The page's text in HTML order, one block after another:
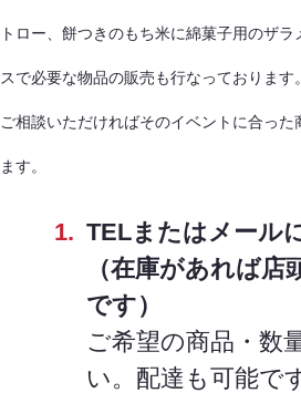
トロー、餅つきのもち米に綿菓子用のザ
スで必要な物品の販売も行なっております。
ご相談いただければそのイベントに合った
ます。
TELまたはメール
（在庫があれば
です）
ご希望の商品・数
い。配達も可能で